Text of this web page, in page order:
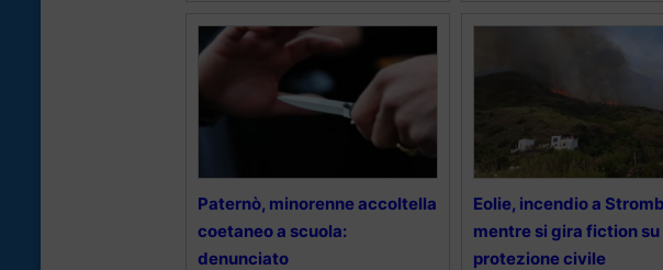
Paternò, minorenne accoltella
coetaneo a scuola:
denunciato
Eolie, incendio a
mentre si gira fiction su
protezione civile